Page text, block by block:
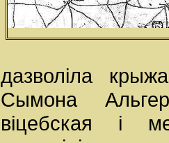
дазволіла
Сымона
віцебская і